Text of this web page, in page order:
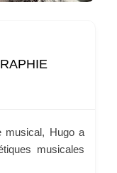
musical, Hugo a
musicales